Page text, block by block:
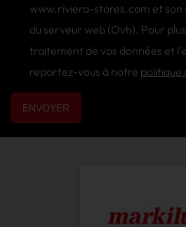
www.riviera-stores.com et
du serveur web (Ovh). Pour
traitement de vos données et
reportez-vous à notre politique
ENVOYER